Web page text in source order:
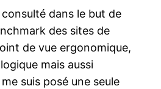
consulté dans le but de
des sites de
de vue ergonomique,
mais aussi
suis posé une seule